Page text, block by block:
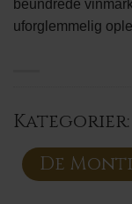
beundrede
uforglemmelig
Kategorier:
De